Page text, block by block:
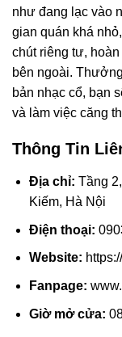
như đang lạc vào
gian quán khá
chút riêng tư,
bên ngoài.
bản nhạc cổ, bạn
và làm việc căng
Thông Tin
Địa chỉ: Tầng
Kiếm, Hà Nội
Điện thoại:
Website:
Fanpage:
Giờ mở cửa: